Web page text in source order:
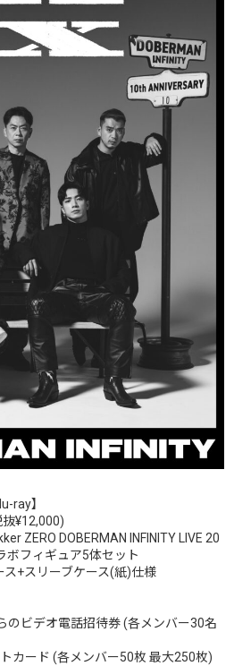
ray】
¥12,000)
ZERO DOBERMAN INFINITY LIVE 20
ボフィギュア5体セット
+スリーブケース(紙)仕様
のビデオ電話招待券 (各メンバー30名
カード (各メンバー50枚 最大250枚)